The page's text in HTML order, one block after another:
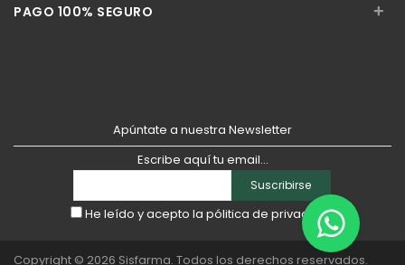
PAGO 100% SEGURO +
Apúntate a nuestra Newsletter
Escribe aquí tu email...
Suscribirse
He leído y acepto la pólitica de privacidad
Copyright © 2026 Sisfarma. Todos los derechos reservados.